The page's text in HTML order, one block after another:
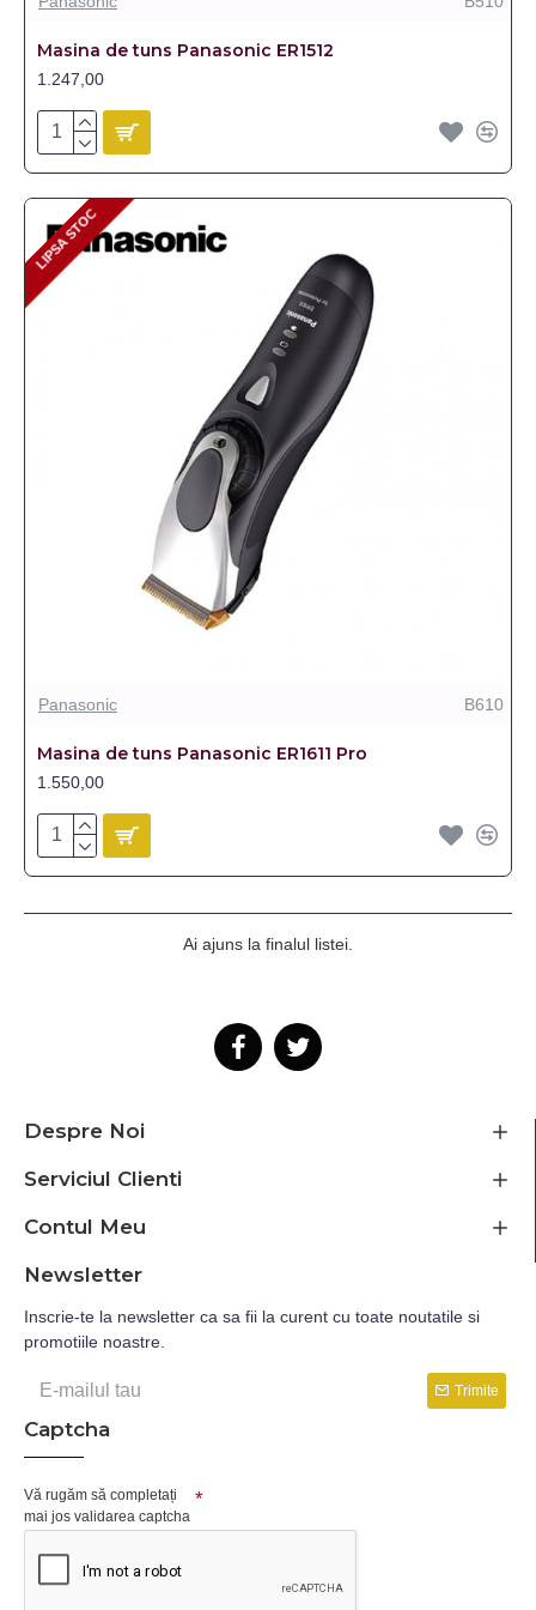
Masina de tuns Panasonic ER1512
1.247,00
LIPSA STOC
LIPSA STOC
Panasonic B610
Masina de tuns Panasonic ER1611 Pro
1.550,00
Ai ajuns la finalul listei.
Despre Noi
Serviciul Clienti
Contul Meu
Newsletter
Inscrie-te la newsletter ca sa fii la curent cu toate noutatile si
promotiile noastre.
Trimite
Captcha
Vă rugăm să completați
mai jos validarea captcha